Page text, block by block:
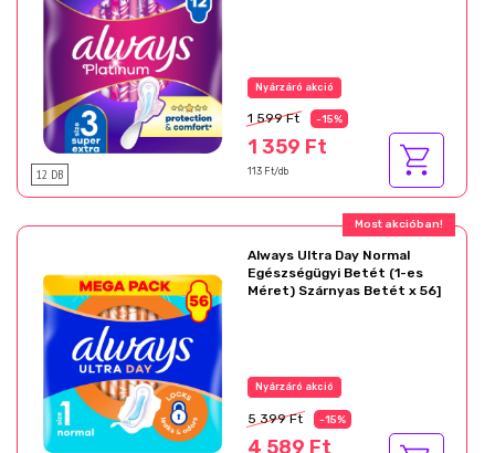
12 DB
Nyárzáró akció
1 599 Ft -15%
1 359 Ft
113 Ft/db
Most akcióban!
Always Ultra Day Normal
Egészségügyi Betét (1-es
Méret) Szárnyas Betét x 56]
Nyárzáró akció
5 399 Ft -15%
4 589 Ft